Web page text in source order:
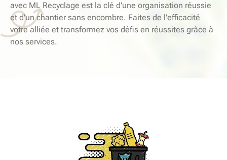
avec ML Recyclage est la clé d'une organisation réussie
et d'un chantier sans encombre. Faites de l'efficacité
votre alliée et transformez vos défis en réussites grâce à
nos services.